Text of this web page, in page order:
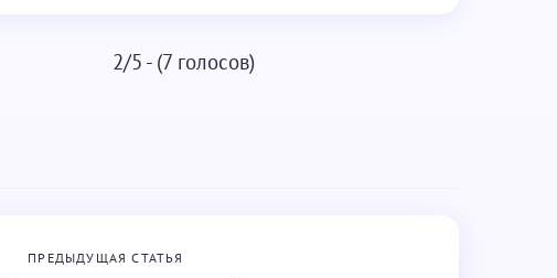
2/5 - (7 голосов)
ПРЕДЫДУЩАЯ СТАТЬЯ